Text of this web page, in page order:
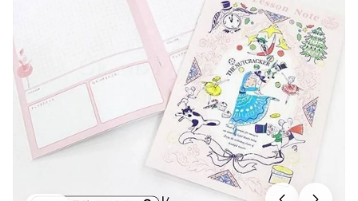
買い物を続ける カートを見る
閉じる